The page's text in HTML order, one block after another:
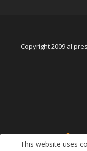
Copyright 2009 al
This website uses